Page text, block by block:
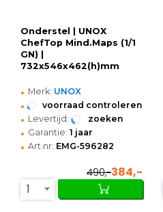
Onderstel | UNOX
ChefTop Mind.Maps (1/1
GN) |
732x546x462(h)mm
• Merk: UNOX
• voorraad controleren
• Levertijd: zoeken
• Garantie: 1 jaar
• Art.nr: EMG-596282
490,-384,-
1